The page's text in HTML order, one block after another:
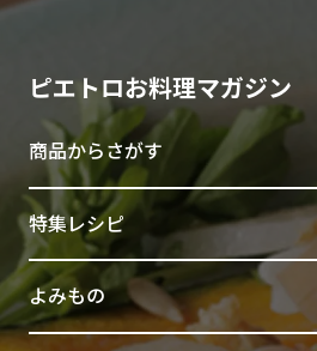
ピエトロお料理マガジン
商品からさがす
特集レシピ
よみもの